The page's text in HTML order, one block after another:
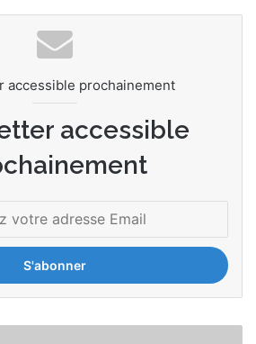
te
accessible prochainement
accessible